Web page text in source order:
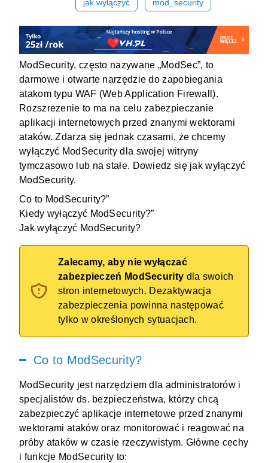
jak wyłączyć mod_security
ModSecurity, często nazywane „ModSec”, to
darmowe i otwarte narzędzie do zapobiegania
atakom typu WAF (Web Application Firewall).
Rozszrezenie to ma na celu zabezpieczanie
aplikacji internetowych przed znanymi wektorami
ataków. Zdarza się jednak czasami, że chcemy
wyłączyć ModSecurity dla swojej witryny
tymczasowo lub na stałe. Dowiedz się jak wyłączyć
ModSecurity.
Co to ModSecurity?”
Kiedy wyłączyć ModSecurity?”
Jak wyłączyć ModSecurity?
Zalecamy, aby nie wyłączać
zabezpieczeń ModSecurity dla swoich
stron internetowych. Dezaktywacja
zabezpieczenia powinna następować
tylko w określonych sytuacjach.
Co to ModSecurity?
ModSecurity jest narzędziem dla administratorów i
specjalistów ds. bezpieczeństwa, którzy chcą
zabezpieczyć aplikacje internetowe przed znanymi
wektorami ataków oraz monitorować i reagować na
próby ataków w czasie rzeczywistym. Główne cechy
i funkcje ModSecurity to: